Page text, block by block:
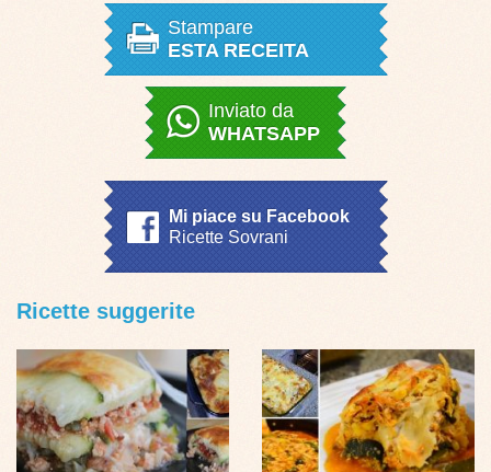
Stampare
ESTA RECEITA
Inviato da
WHATSAPP
Mi piace su Facebook
Ricette Sovrani
Ricette suggerite